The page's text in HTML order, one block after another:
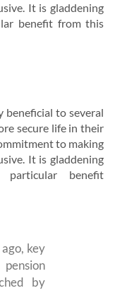
It is gladdening
benefit from this
beneficial to several
secure life in their
to making
It is gladdening
benefit
key
by